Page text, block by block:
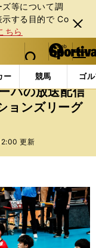
等について調
する⽬的で Co
ちら
閉じ
る
web Sportiva (webスポルティーバ)
検索
マイペ
ー
ジ
メニュ
ー 競馬 ゴ
【無料視聴あり】日
バの放送配信
ョンズリーグ
更新